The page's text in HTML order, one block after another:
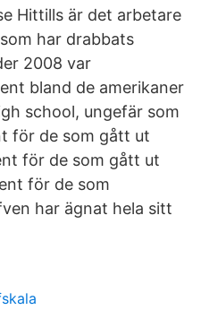
Hittills är det arbetare
har drabbats
2008 var
bland de amerikaner
school, ungefär som
för de som gått ut
för de som gått ut
för de som
har ägnat hela sitt